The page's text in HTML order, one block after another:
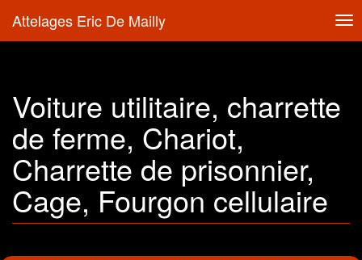
Attelages Eric De Mailly
Voiture utilitaire, charrette
de ferme, Chariot,
Charrette de prisonnier,
Cage, Fourgon cellulaire